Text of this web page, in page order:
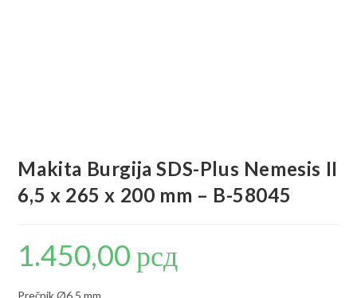
Makita Burgija SDS-Plus Nemesis II
6,5 x 265 x 200 mm – B-58045
1.450,00рсд
Prečnik Ø6,5 mm